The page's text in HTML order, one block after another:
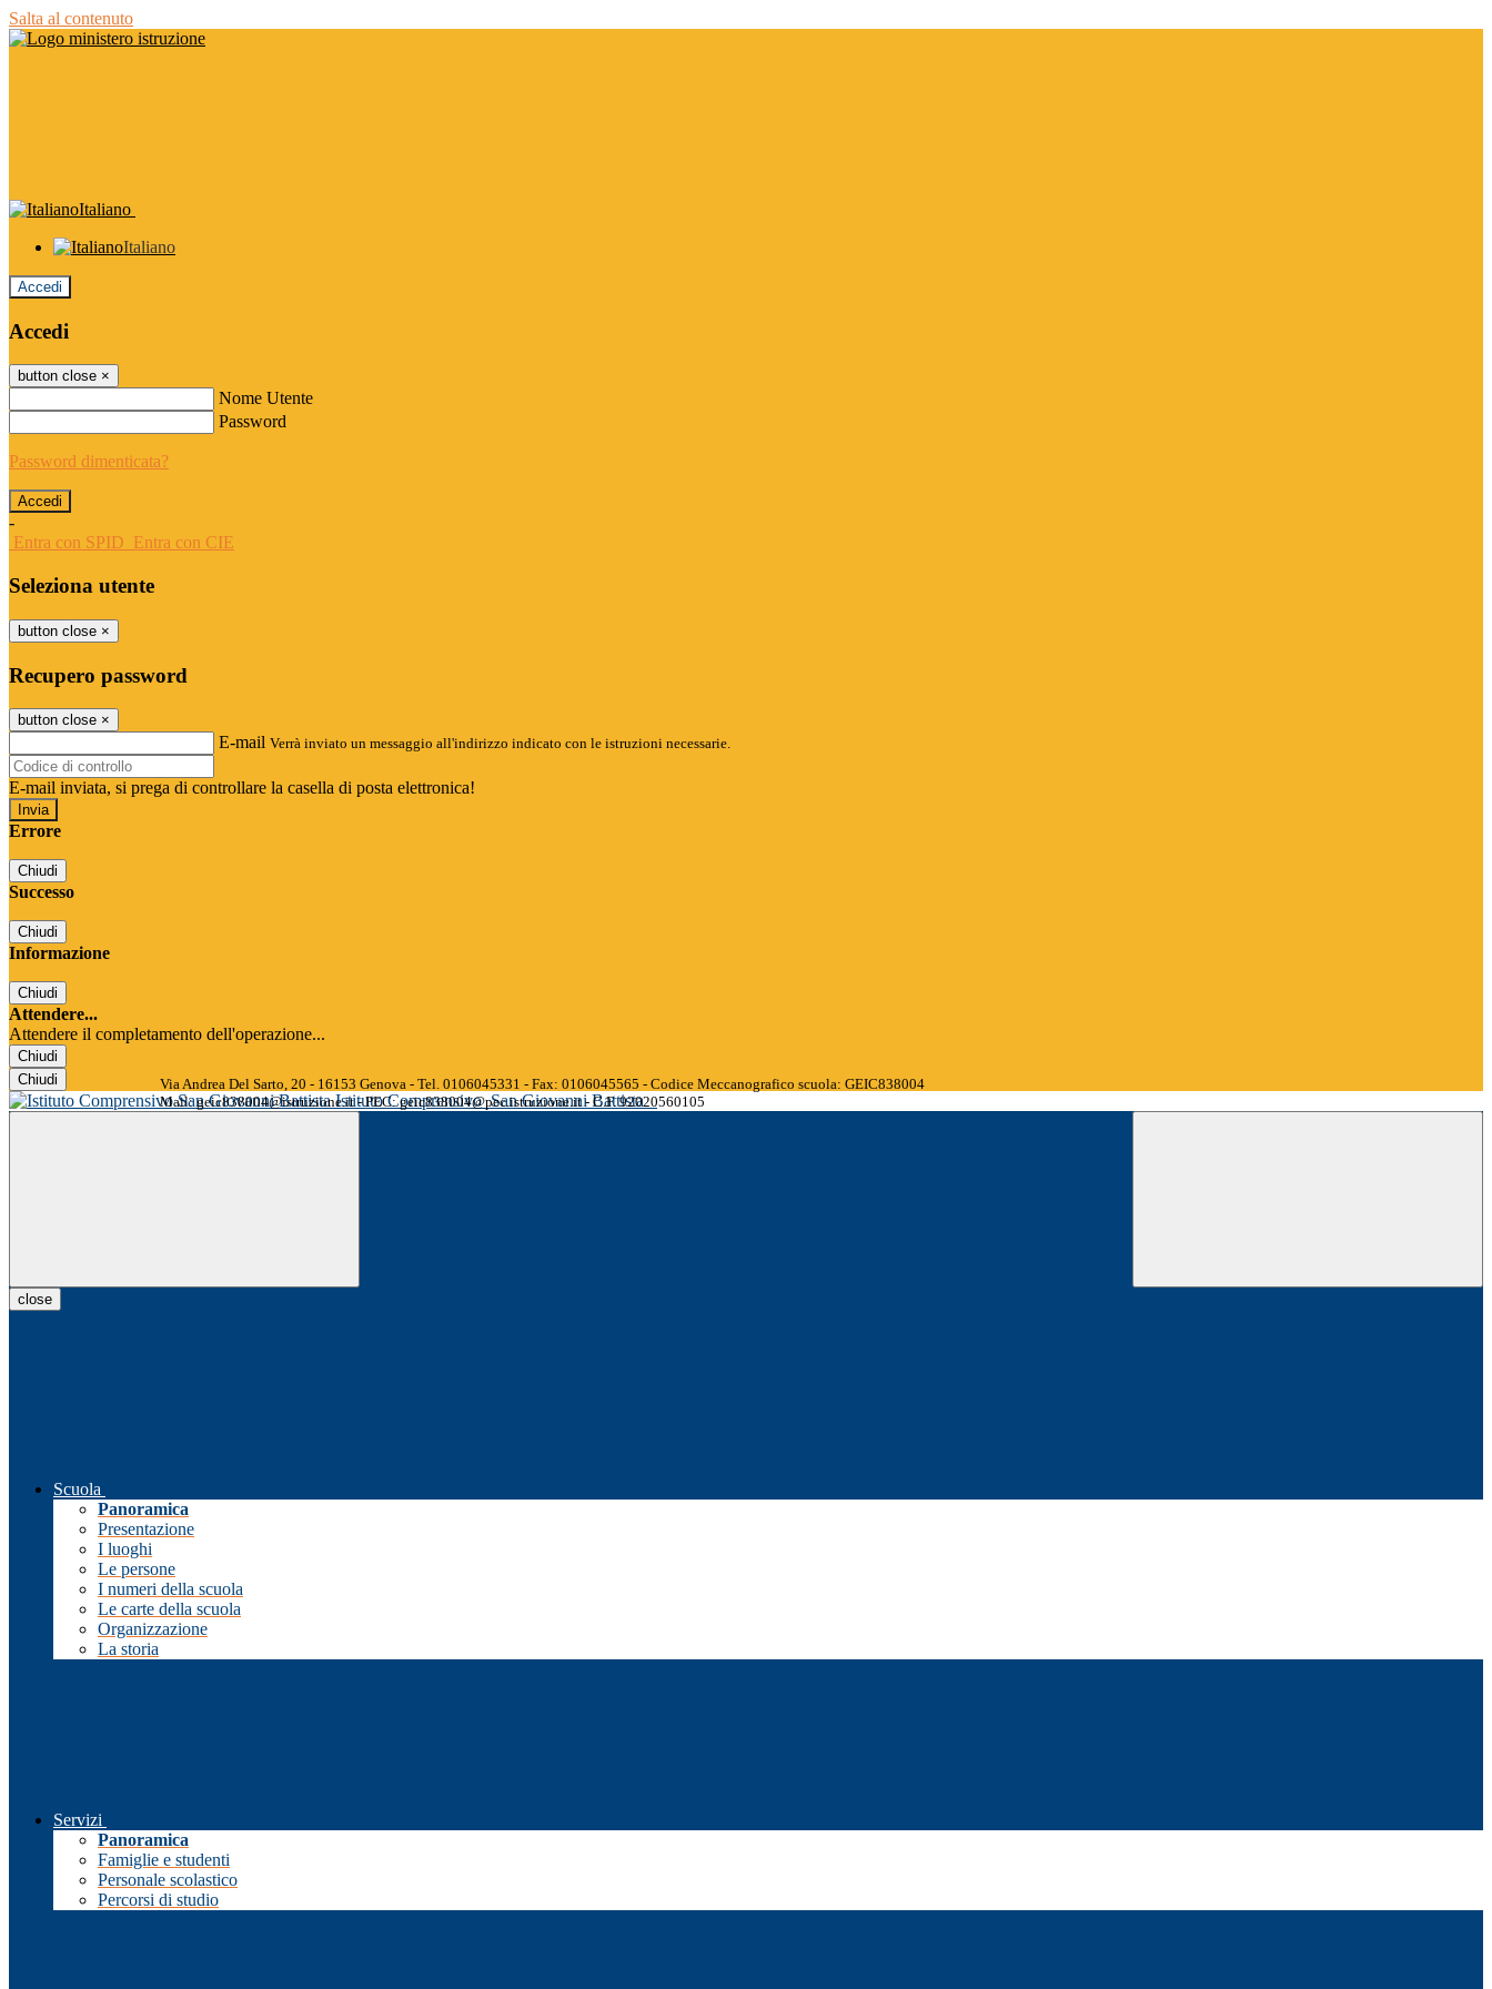
Salta al contenuto
Italiano
Italiano
Accedi
Accedi
button close ×
Nome Utente
Password
Password dimenticata?
-
Entra con SPID Entra con CIE
Seleziona utente
button close ×
Recupero password
button close ×
E-mail Verrà inviato un messaggio all'indirizzo indicato con le istruzioni necessarie.
E-mail inviata, si prega di controllare la casella di posta elettronica!
Errore
Chiudi
Successo
Chiudi
Informazione
Chiudi
Attendere...
Attendere il completamento dell'operazione...
Chiudi
Chiudi
Istituto Comprensivo San Giovanni Battista
Via Andrea Del Sarto, 20 - 16153 Genova - Tel. 0106045331 - Fax: 0106045565 - Codice Meccanografico scuola: GEIC838004
Mail: geic838004@istruzione.it - PEC: geic838004@pec.istruzione.it - C.F. 92020560105
close
Scuola
Panoramica
Presentazione
I luoghi
Le persone
I numeri della scuola
Le carte della scuola
Organizzazione
La storia
Servizi
Panoramica
Famiglie e studenti
Personale scolastico
Percorsi di studio